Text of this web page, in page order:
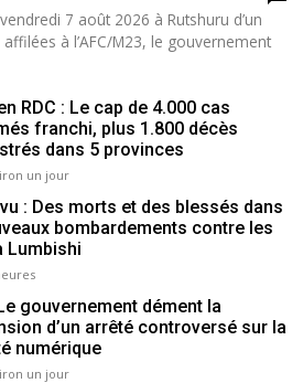
7 août 2026 à Rutshuru d’un
à l’AFC/M23, le gouvernement
RDC : Le cap de 4.000 cas
franchi, plus 1.800 décès
dans 5 provinces
un jour
: Des morts et des blessés dans
bombardements contre les
Lumbishi
gouvernement dément la
d’un arrêté controversé sur la
numérique
un jour